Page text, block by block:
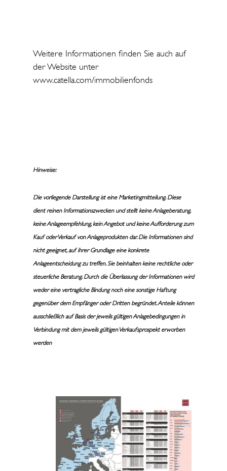
Weitere Informationen finden Sie auch auf
der Website unter
www.catella.com/immobilienfonds
Hinweise:
Die vorliegende Darstellung ist eine Marketingmitteilung. Diese
dient reinen Informationszwecken und stellt keine Anlageberatung,
keine Anlageempfehlung, kein Angebot und keine Aufforderung zum
Kauf oder Verkauf von Anlageprodukten dar. Die Informationen sind
nicht geeignet, auf ihrer Grundlage eine konkrete
Anlageentscheidung zu treffen. Sie beinhalten keine rechtliche oder
steuerliche Beratung. Durch die Überlassung der Informationen wird
weder eine vertragliche Bindung noch eine sonstige Haftung
gegenüber dem Empfänger oder Dritten begründet. Anteile können
ausschließlich auf Basis der jeweils gültigen Anlagebedingungen in
Verbindung mit dem jeweils gültigen Verkaufsprospekt erworben
werden